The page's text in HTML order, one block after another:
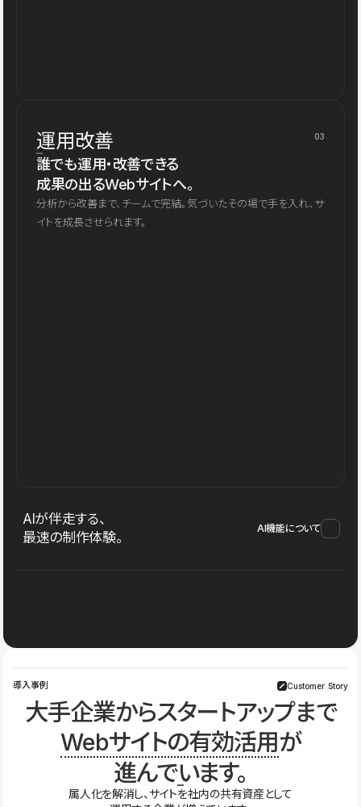
運用改善 03
誰でも運用・改善できる
成果の出るWebサイトへ。
分析から改善まで、チームで完結。気づいたその場で手を入れ、サ
イトを成長させられます。
AIが伴走する、
最速の制作体験。
AI機能について
導入事例 Customer Story
大手企業からスタートアップまで
Webサイトの有効活用が
進んでいます。
属人化を解消し、サイトを社内の共有資産として